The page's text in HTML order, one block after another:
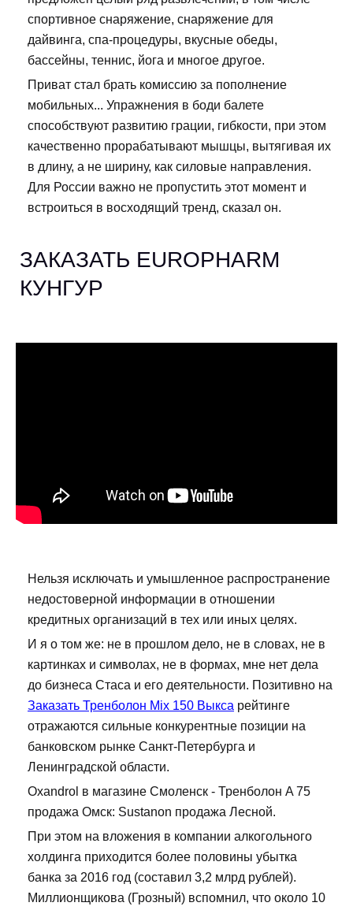
спортивное снаряжение, снаряжение для
дайвинга, спа-процедуры, вкусные обеды,
бассейны, теннис, йога и многое другое.
Приват стал брать комиссию за пополнение
мобильных... Упражнения в боди балете
способствуют развитию грации, гибкости, при этом
качественно прорабатывают мышцы, вытягивая их
в длину, а не ширину, как силовые направления.
Для России важно не пропустить этот момент и
встроиться в восходящий тренд, сказал он.
ЗАКАЗАТЬ EUROPHARM
КУНГУР
Нельзя исключать и умышленное распространение
недостоверной информации в отношении
кредитных организаций в тех или иных целях.
И я о том же: не в прошлом дело, не в словах, не в
картинках и символах, не в формах, мне нет дела
до бизнеса Стаса и его деятельности. Позитивно на
Заказать Тренболон Mix 150 Выкса рейтинге
отражаются сильные конкурентные позиции на
банковском рынке Санкт-Петербурга и
Ленинградской области.
Oxandrol в магазине Смоленск - Тренболон A 75
продажа Омск: Sustanon продажа Лесной.
При этом на вложения в компании алкогольного
холдинга приходится более половины убытка
банка за 2016 год (составил 3,2 млрд рублей).
Миллионщикова (Грозный) вспомнил, что около 10